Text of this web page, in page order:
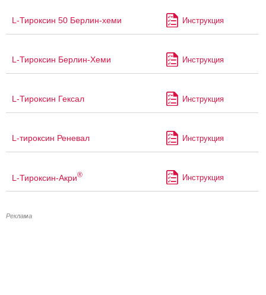
L-Тироксин 50 Берлин-хеми Инструкция
L-Тироксин Берлин-Хеми Инструкция
L-Тироксин Гексал Инструкция
L-тироксин Реневал Инструкция
L-Тироксин-Акри® Инструкция
Реклама